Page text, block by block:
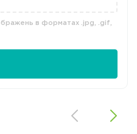
в форматах .jpg, .gif,